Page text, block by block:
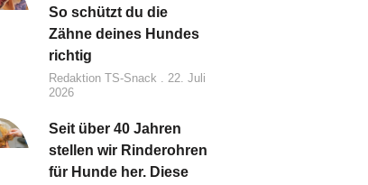
So schützt du die
Zähne deines Hundes
richtig
Redaktion TS-Snack
22. Juli
2026
Seit über 40 Jahren
stellen wir Rinderohren
für Hunde her. Diese